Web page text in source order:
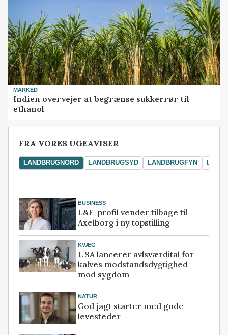
MARKED
Indien overvejer at begrænse sukkerrør til
ethanol
FRA VORES UGEAVISER
LANDBRUGNORD LANDBRUGSYD LANDBRUGFYN
BUSINESS
L&F-profil vender tilbage til
Axelborg i ny topstilling
KVÆG
USA lancerer avlsværdital for
kalves modstandsdygtighed
mod sygdom
NATUR
God jagt starter med gode
levesteder